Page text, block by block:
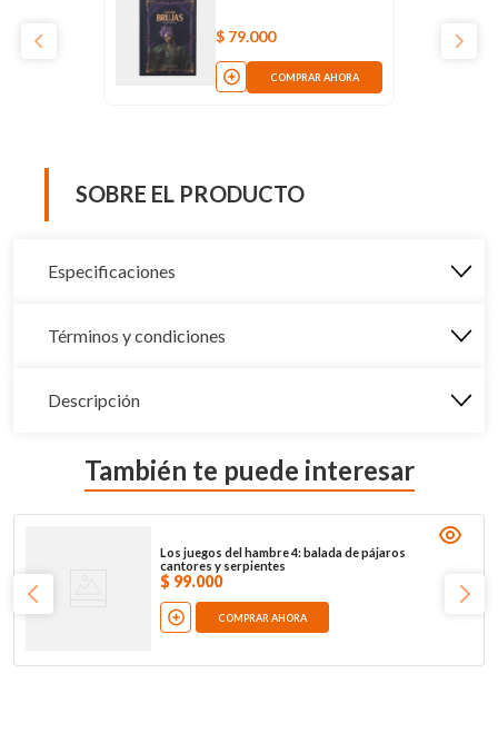
$ 79.000
COMPRAR AHORA
SOBRE EL PRODUCTO
Especificaciones
Términos y condiciones
Descripción
También te puede interesar
Los juegos del hambre 4: balada de pájaros
cantores y serpientes
$ 99.000
COMPRAR AHORA